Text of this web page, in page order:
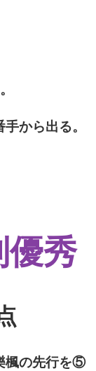
から出る。
優秀
楓の先行を⑤